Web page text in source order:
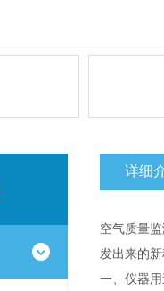
详细
空气质量
发出来的
一、仪器